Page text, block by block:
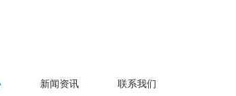
新闻资讯 联系我们